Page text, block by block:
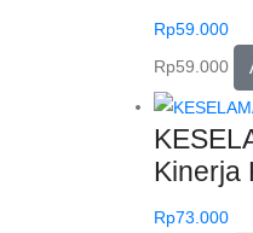
Rp59.000
Rp59.000
Kinerja
Rp73.000